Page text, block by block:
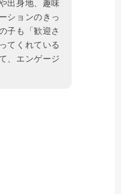
出身地、趣味
ションのきっ
子も「歓迎さ
てくれている
、エンゲージ